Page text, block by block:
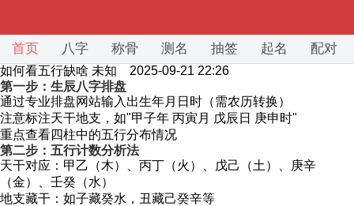
首页 八字 称骨 测名 抽签 起名 配对
如何看五行缺啥 未知 2025-09-21 22:26
第一步：生辰八字排盘
通过专业排盘网站输入出生年月日时（需农历转换）
注意标注天干地支，如"甲子年 丙寅月 戊辰日 庚申时"
重点查看四柱中的五行分布情况
第二步：五行计数分析法
天干对应：甲乙（木）、丙丁（火）、戊己（土）、庚辛
（金）、壬癸（水）
地支藏干：如子藏癸水，丑藏己癸辛等